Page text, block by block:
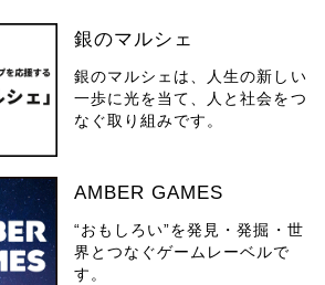
銀のマルシェ
銀のマルシェは、人生の新しい
一歩に光を当て、人と社会をつ
なぐ取り組みです。
AMBER GAMES
“おもしろい”を発見・発掘・世
界とつなぐゲームレーベルで
す。